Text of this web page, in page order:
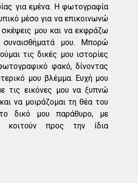
για εμένα. Η φωτογραφία
μέσο για να επικοινωνώ
μου και να εκφράζω
μου. Μπορώ
τις δικές μου ιστορίες
φακό, δίνοντας
μου βλέμμα. Ευχή μου
τις εικόνες μου να ξυπνώ
να μοιράζομαι τη θέα του
δικό μου παράθυρο, με
κοιτούν προς την ίδια